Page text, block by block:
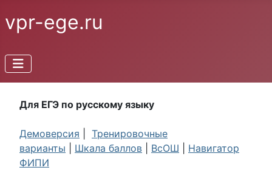
vpr-ege.ru
Для ЕГЭ по русскому языку
Демоверсия
Тренировочные
варианты
Шкала баллов ВсОШ
Навигатор
ФИПИ